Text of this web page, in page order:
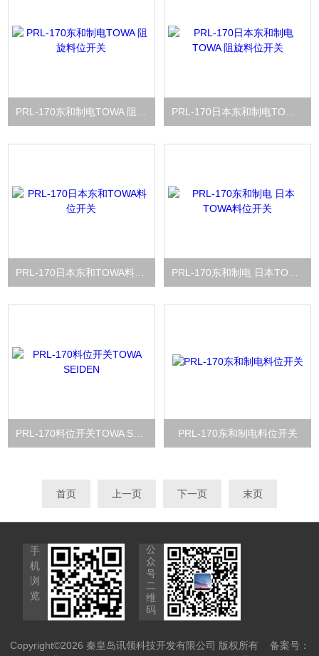
PRL-170日本东和TOWA料位开关
PRL-170料位开关TOWA SEIDEN PRL-170东和制电料位开关
首页 上一页 下一页 末页
手
机
浏
览
公
众
号
二
维
码
Copyright©2026 秦皇岛讯领科技开发有限公司 版权所有 备案号：